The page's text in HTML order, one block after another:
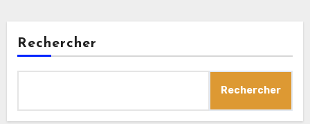
Rechercher
Rechercher